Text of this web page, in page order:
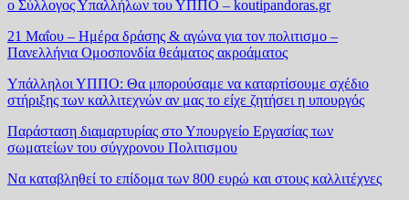
ο Σύλλογος Υπαλλήλων του ΥΠΠΟ – koutipandoras.gr
21 Μαΐου – Ημέρα δράσης & αγώνα για τον πολιτισμο –
Πανελλήνια Ομοσπονδία θεάματος ακροάματος
Υπάλληλοι ΥΠΠΟ: Θα μπορούσαμε να καταρτίσουμε σχέδιο
στήριξης των καλλιτεχνών αν μας το είχε ζητήσει η υπουργός
Παράσταση διαμαρτυρίας στο Υπουργείο Εργασίας των
σωματείων του σύγχρονου Πολιτισμου
Να καταβληθεί το επίδομα των 800 ευρώ και στους καλλιτέχνες